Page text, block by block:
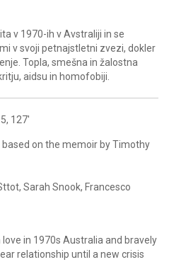
v 1970-ih v Avstraliji in se
v svoji petnajstletni zvezi, dokler
Topla, smešna in žalostna
aidsu in homofobiji.
127′
on the memoir by Timothy
Sarah Snook, Francesco
in 1970s Australia and bravely
relationship until a new crisis